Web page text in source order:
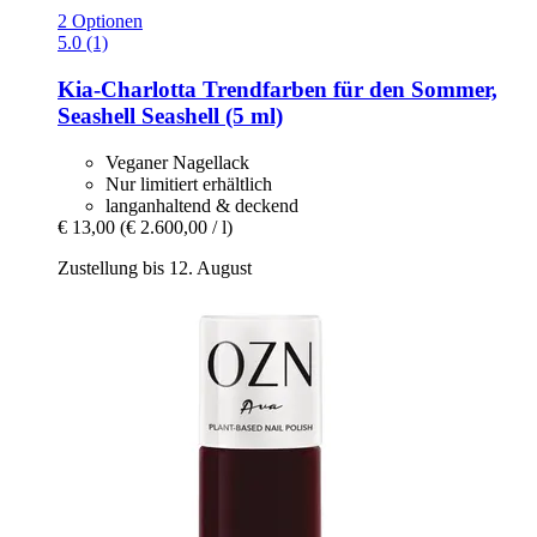
2 Optionen
5.0 (1)
Kia-Charlotta Trendfarben für den Sommer,
Seashell Seashell (5 ml)
Veganer Nagellack
Nur limitiert erhältlich
langanhaltend & deckend
€ 13,00 (€ 2.600,00 / l)
Zustellung bis 12. August